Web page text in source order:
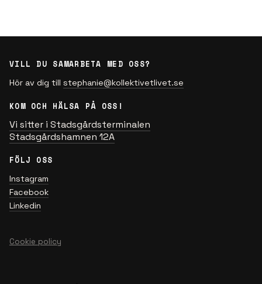
VILL DU SAMARBETA MED OSS?
Hör av dig till stephanie@kollektivetlivet.se
KOM OCH HÄLSA PÅ OSS!
Vi sitter i Stadsgårdsterminalen
Stadsgårdshamnen 12A
FÖLJ OSS
Instagram
Facebook
Linkedin
Cookie policy